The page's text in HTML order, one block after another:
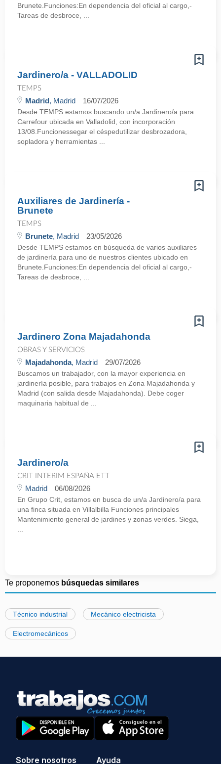
Brunete.Funciones:En dependencia del oficial al cargo,-
Tareas de desbroce, ...
Jardinero/a - VALLADOLID
TEMPS
Madrid, Madrid 16/07/2026
Desde TEMPS estamos buscando un/a Jardinero/a para
Carrefour ubicada en Valladolid, con incorporación
13/08.Funcionessegar el céspedutilizar desbrozadora,
sopladora y herramientas ...
Auxiliares de Jardinería -
Brunete
TEMPS
Brunete, Madrid 23/05/2026
Desde TEMPS estamos en búsqueda de varios auxiliares
de jardinería para uno de nuestros clientes ubicado en
Brunete.Funciones:En dependencia del oficial al cargo,-
Tareas de desbroce, ...
Jardinero Zona Majadahonda
OBRAS Y SERVICIOS
Majadahonda, Madrid 29/07/2026
Buscamos un trabajador, con la mayor experiencia en
jardinería posible, para trabajos en Zona Majadahonda y
Madrid (con salida desde Majadahonda). Debe coger
maquinaria habitual de ...
Jardinero/a
CRIT INTERIM ESPAÑA ETT
Madrid 06/08/2026
En Grupo Crit, estamos en busca de un/a Jardinero/a para
una finca situada en Villalbilla Funciones principales
Mantenimiento general de jardines y zonas verdes. Siega,
Te proponemos búsquedas similares
Técnico industrial Mecánico electricista
Electromecánicos
Sobre nosotros Ayuda